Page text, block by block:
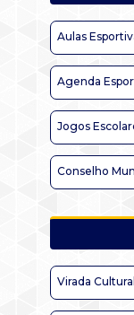
Aulas
Agenda
Jogos
Conselho
Virada